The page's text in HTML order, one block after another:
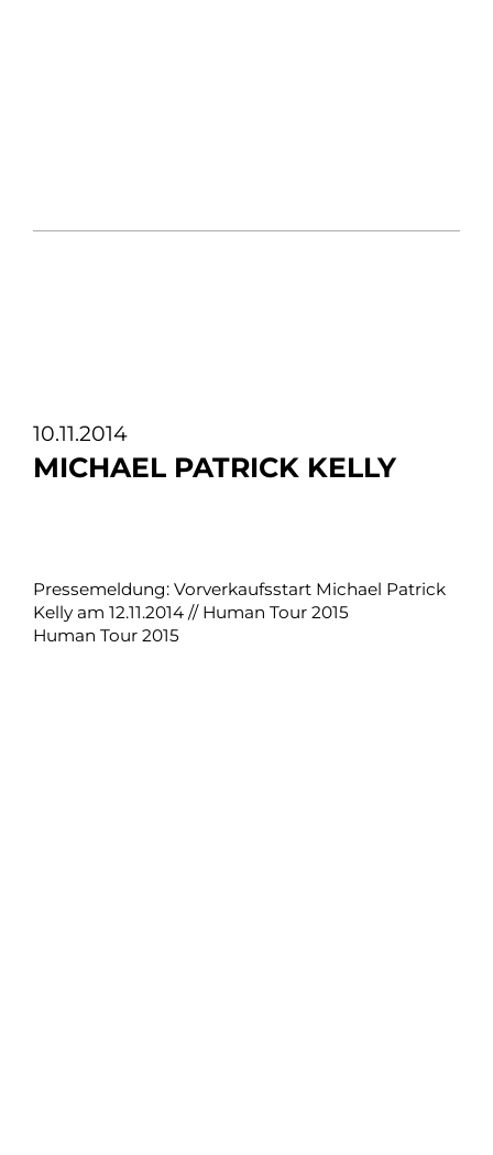
10.11.2014
MICHAEL PATRICK KELLY
Pressemeldung: Vorverkaufsstart Michael Patrick
Kelly am 12.11.2014 // Human Tour 2015
Human Tour 2015